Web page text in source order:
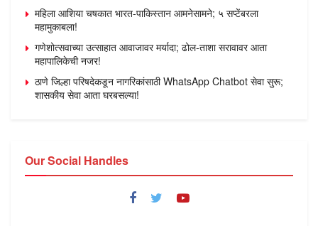
महिला आशिया चषकात भारत-पाकिस्तान आमनेसामने; ५ सप्टेंबरला
महामुकाबला!
गणेशोत्सवाच्या उत्साहात आवाजावर मर्यादा; ढोल-ताशा सरावावर आता
महापालिकेची नजर!
ठाणे जिल्हा परिषदेकडून नागरिकांसाठी WhatsApp Chatbot सेवा सुरू;
शासकीय सेवा आता घरबसल्या!
Our Social Handles